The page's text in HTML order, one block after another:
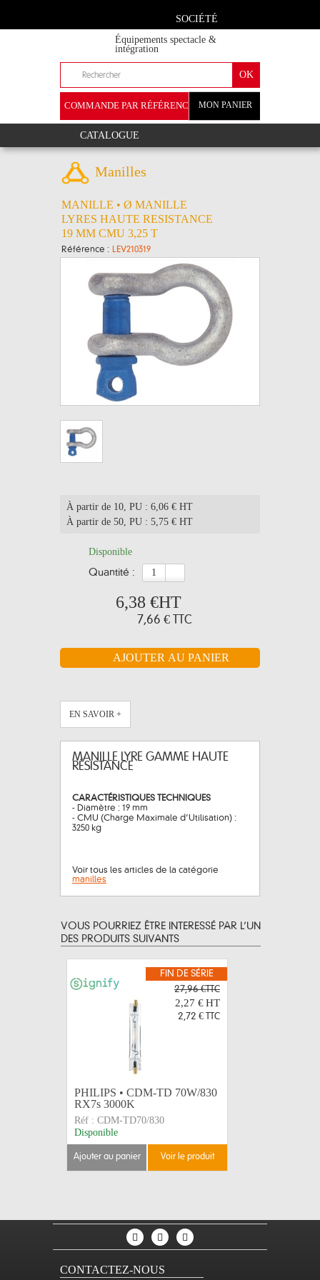
SOCIÉTÉ
Équipements spectacle &
intégration
MON PANIER
COMMANDE PAR RÉFÉRENCE
CATALOGUE
Manilles
MANILLE • Ø MANILLE
LYRES HAUTE RESISTANCE
19 MM CMU 3,25 T
Référence : LEV210319
À partir de 10, PU : 6,06 € HT
À partir de 50, PU : 5,75 € HT
Disponible
quantité :
6,38 €HT
7,66 € TTC
EN SAVOIR +
MANILLE LYRE GAMME HAUTE
RÉSISTANCE
CARACTÉRISTIQUES TECHNIQUES
- Diamètre : 19 mm
- CMU (Charge Maximale d’Utilisation) :
3250 kg
Voir tous les articles de la catégorie
manilles
VOUS POURRIEZ ÊTRE INTERESSÉ PAR L’UN
DES PRODUITS SUIVANTS
FIN DE SÉRIE
27,96 €TTC
2,27 €HT
2,72 € TTC
PHILIPS • CDM-TD 70W/830
RX7s 3000K
Réf : CDM-TD70/830
Disponible
ajouter au panier voir le produit
CONTACTEZ-NOUS